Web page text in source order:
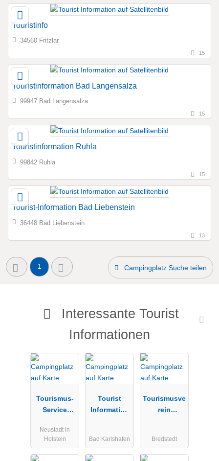
Touristinfo
34560 Fritzlar
15
Touristinformation Bad Langensalza
99947 Bad Langensalza
15
Touristinformation Ruhla
99842 Ruhla
15
Tourist-Information Bad Liebenstein
36448 Bad Liebenstein
13
1 Campingplatz Suche teilen
Interessante Tourist
Informationen
Tourismus-
Service
Pelzerhaken-
Rettin
Neustadt in
Holstein
Tourist
Information
Bad Karlshafen
Tourismusve
rein
Umgebung
Bredstedt